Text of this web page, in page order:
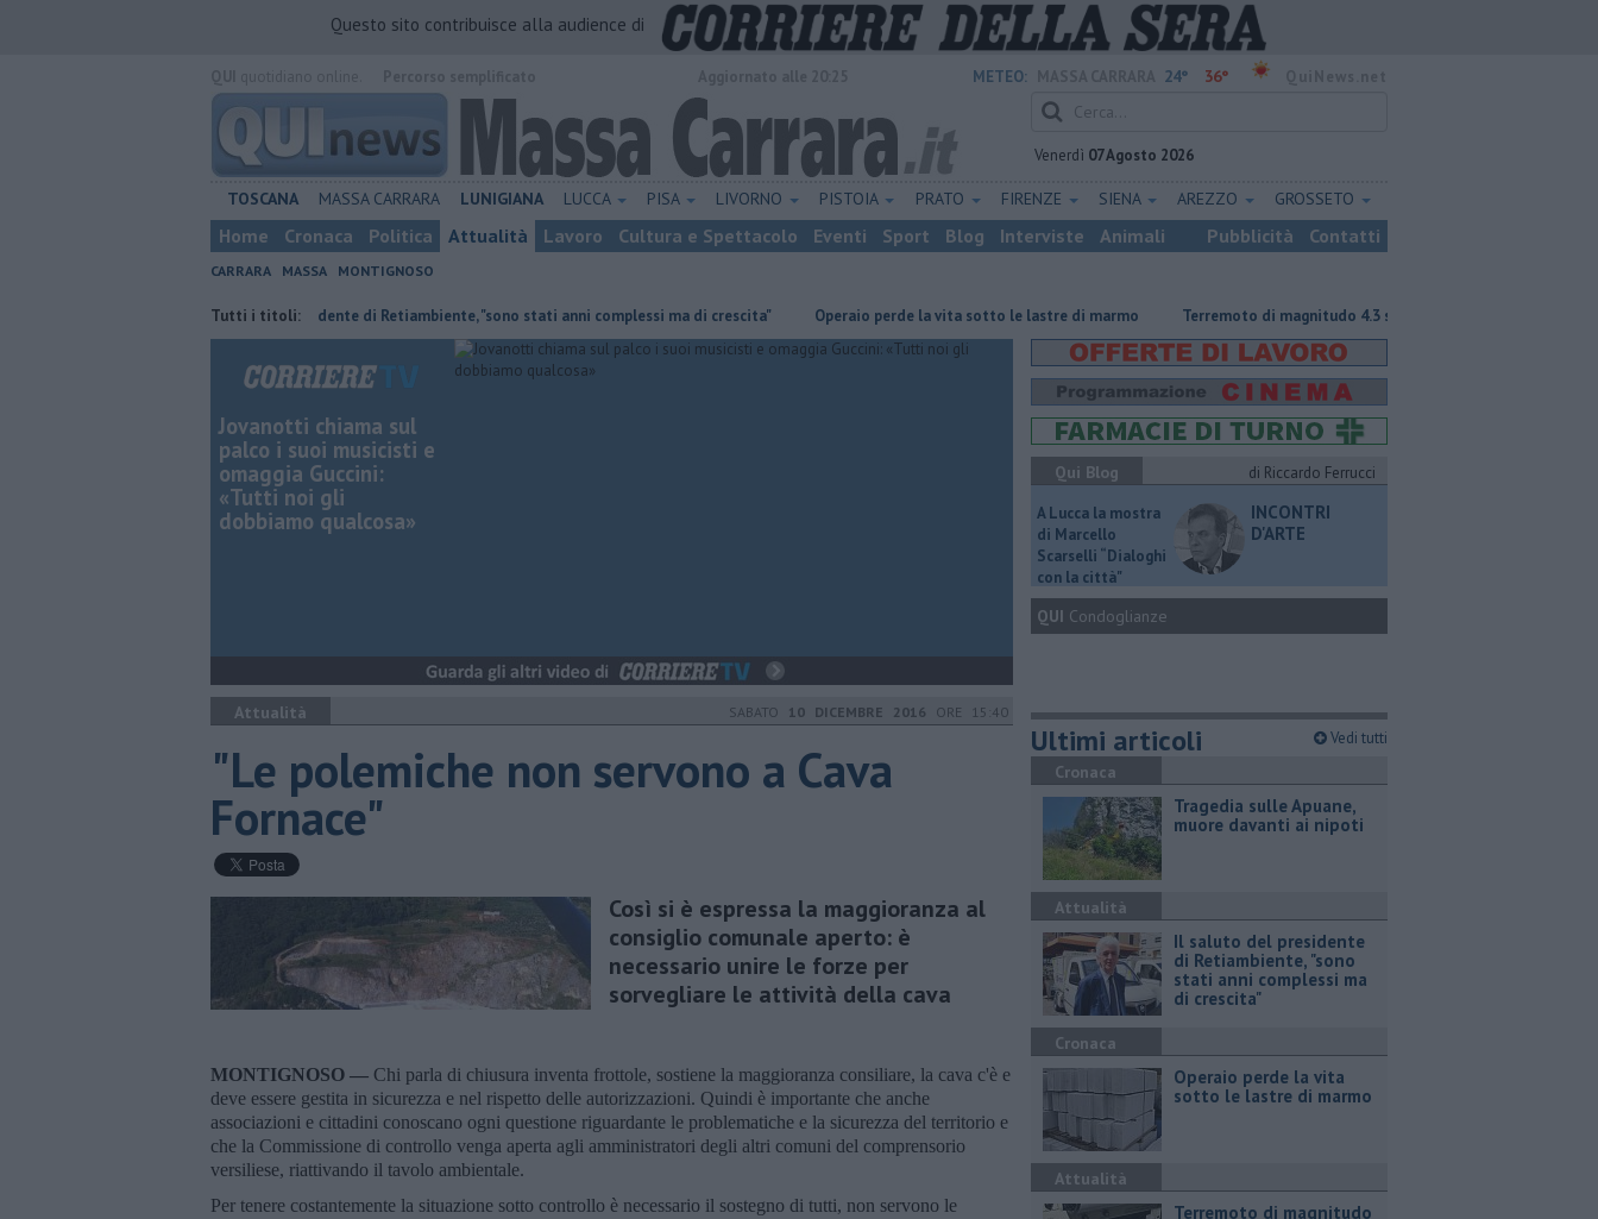
Questo sito contribuisce alla audience di
METEO: 24° 36°
Venerdì 07 Agosto 2026
TOSCANA MASSA CARRARA LUNIGIANA LUCCA PISA LIVORNO PISTOIA PRATO FIRENZE SIENA AREZZO GROSSETO
Home Cronaca Politica Attualità Lavoro Cultura e Spettacolo Eventi Sport Blog Interviste Animali Pubblicità Contatti
CARRARA MASSA MONTIGNOSO
Tutti i titoli:
Il saluto del presidente di Retiambiente, "sono stati anni complessi ma di crescita" Operaio perde la vita sotto le lastre di marmo Terremoto di magnitudo 4.3 scuote la Toscana
Jovanotti chiama sul
palco i suoi musicisti e
omaggia Guccini:
«Tutti noi gli
dobbiamo qualcosa»
Attualità SABATO 10 DICEMBRE 2016 ORE 15:40
​"Le polemiche non servono a Cava
Fornace"
Così si è espressa la maggioranza al
consiglio comunale aperto: è
necessario unire le forze per
sorvegliare le attività della cava
MONTIGNOSO — Chi parla di chiusura inventa frottole, sostiene la maggioranza consiliare, la cava c'è e
deve essere gestita in sicurezza e nel rispetto delle autorizzazioni. Quindi è importante che anche
associazioni e cittadini conoscano ogni questione riguardante le problematiche e la sicurezza del territorio e
che la Commissione di controllo venga aperta agli amministratori degli altri comuni del comprensorio
versiliese, riattivando il tavolo ambientale.
Per tenere costantemente la situazione sotto controllo è necessario il sostegno di tutti, non servono le
Qui Blog
di Riccardo Ferrucci
A Lucca la mostra
di Marcello
Scarselli “Dialoghi
con la città"
INCONTRI
D'ARTE
QUI Condoglianze
Ultimi articoli Vedi tutti
Cronaca
Tragedia sulle Apuane,
muore davanti ai nipoti
Attualità
Il saluto del presidente
di Retiambiente, "sono
stati anni complessi ma
di crescita"
Cronaca
Operaio perde la vita
sotto le lastre di marmo
Attualità
Terremoto di magnitudo